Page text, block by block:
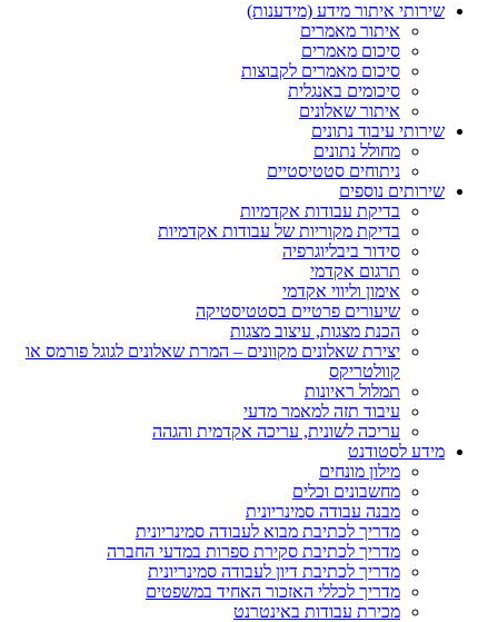
שירותי איתור מידע (מידענות)
איתור מאמרים
סיכום מאמרים
סיכום מאמרים לקבוצות
סיכומים באנגלית
איתור שאלונים
שירותי עיבוד נתונים
מחולל נתונים
ניתוחים סטטיסטיים
שירותים נוספים
בדיקת עבודות אקדמיות
בדיקת מקוריות של עבודות אקדמיות
סידור ביבליוגרפיה
תרגום אקדמי
אימון וליווי אקדמי
שיעורים פרטיים בסטטיסטיקה
הכנת מצגות, עיצוב מצגות
יצירת שאלונים מקוונים – המרת שאלונים לגוגל פורמס או
קוולטריקס
תמלול ראיונות
עיבוד תזה למאמר מדעי
עריכה לשונית, עריכה אקדמית והגהה
מידע לסטודנט
מילון מונחים
מחשבונים וכלים
מבנה עבודה סמינריונית
מדריך לכתיבת מבוא לעבודה סמינריונית
מדריך לכתיבת סקירת ספרות במדעי החברה
מדריך לכתיבת דיון לעבודה סמינריונית
מדריך לכללי האזכור האחיד במשפטים
מכירת עבודות באינטרנט